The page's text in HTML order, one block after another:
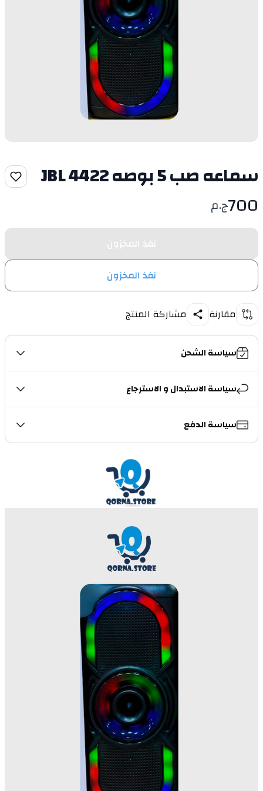
سماعه صب 5 بوصه JBL 4422
700ج.م
نفذ المخزون
نفذ المخزون
مقارنة مشاركة المنتج
سياسة الشحن
سياسة الاستبدال و الاسترجاع
سياسة الدفع